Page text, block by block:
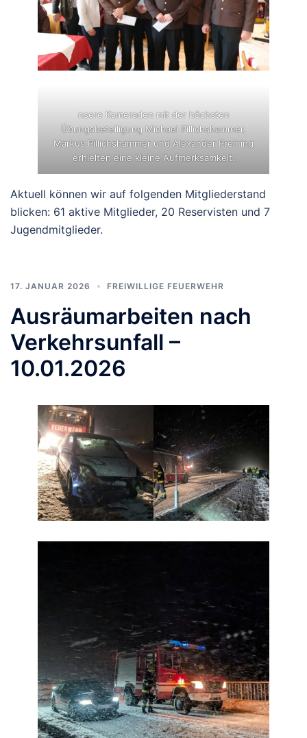
nsere Kameraden mit der höchsten
Übungsbeteiligung Michael Pillichshammer,
Markus Pillichshammer und Alexander Preining
erhielten eine kleine Aufmerksamkeit.
Aktuell können wir auf folgenden Mitgliederstand
blicken: 61 aktive Mitglieder, 20 Reservisten und 7
Jugendmitglieder.
17. JANUAR 2026 FREIWILLIGE FEUERWEHR
Ausräumarbeiten nach
Verkehrsunfall –
10.01.2026